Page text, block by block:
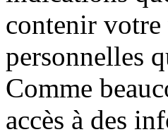
contenir
personnelles
Comme
accès à des